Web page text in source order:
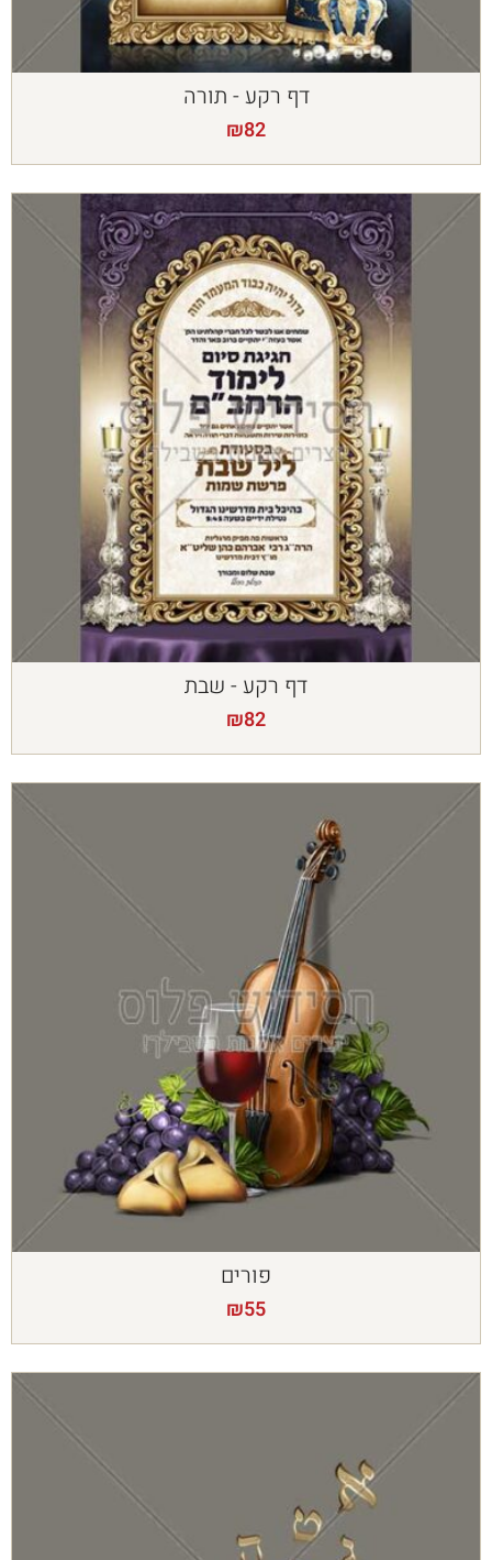
דף רקע - תורה
₪82
דף רקע - שבת
₪82
פורים
₪55